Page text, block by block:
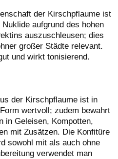
der Kirschpflaume ist
aufgrund des hohen
auszuschleusen; dies
großer Städte relevant.
und wirkt tonisierend.
der Kirschpflaume ist in
wertvoll; zudem bewahrt
in Geleisen, Kompotten,
mit Zusätzen. Die Konfitüre
sowohl mit als auch ohne
verwendet man